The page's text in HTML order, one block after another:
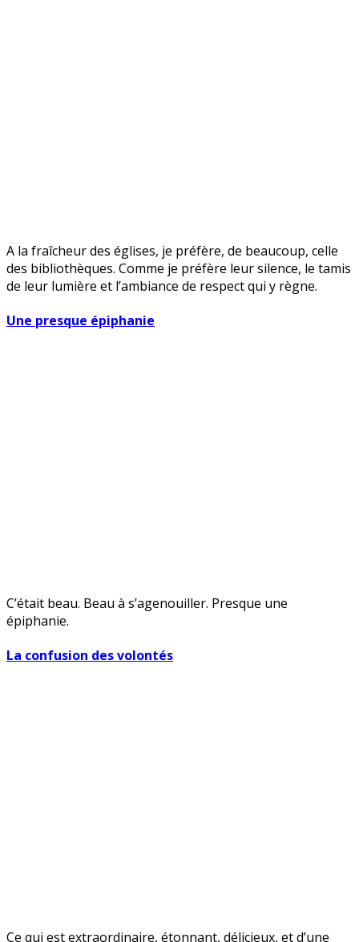
A la fraîcheur des églises, je préfère, de beaucoup, celle
des bibliothèques. Comme je préfère leur silence, le tamis
de leur lumière et l’ambiance de respect qui y règne.
Une presque épiphanie
C’était beau. Beau à s’agenouiller. Presque une
épiphanie.
La confusion des volontés
Ce qui est extraordinaire, étonnant, délicieux, et d’une